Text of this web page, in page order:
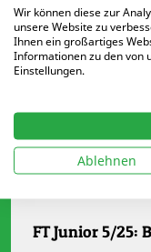
FT Junior 5/25:
Wir können diese zur
unsere Website zu
Ihnen ein großartiges
Informationen zu den von
Einstellungen.
Ablehnen